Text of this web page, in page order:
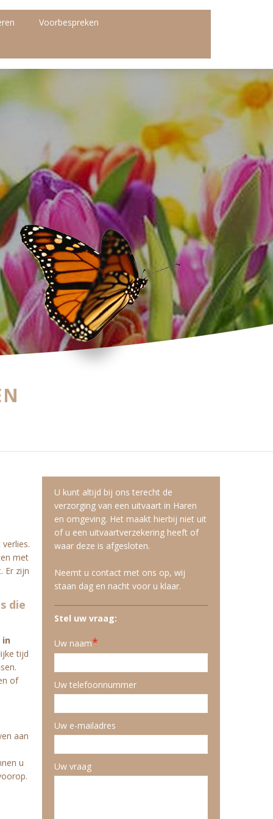
Voorbespreken
met
Er zijn
die
tijd
of
aan
u
U kunt altijd bij ons terecht de
verzorging van een uitvaart in Haren
en omgeving. Het maakt hierbij niet uit
of u een uitvaartverzekering heeft of
waar deze is afgesloten.
Neemt u contact met ons op, wij
staan dag en nacht voor u klaar.
Stel uw vraag:
Uw naam*
Uw telefoonnummer
Uw e-mailadres
Uw vraag